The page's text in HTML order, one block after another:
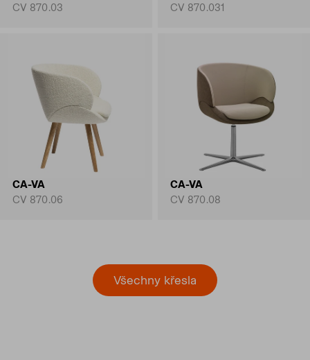
CV 870.03
CV 870.031
CA-VA
CV 870.06
CA-VA
CV 870.08
Všechny křesla